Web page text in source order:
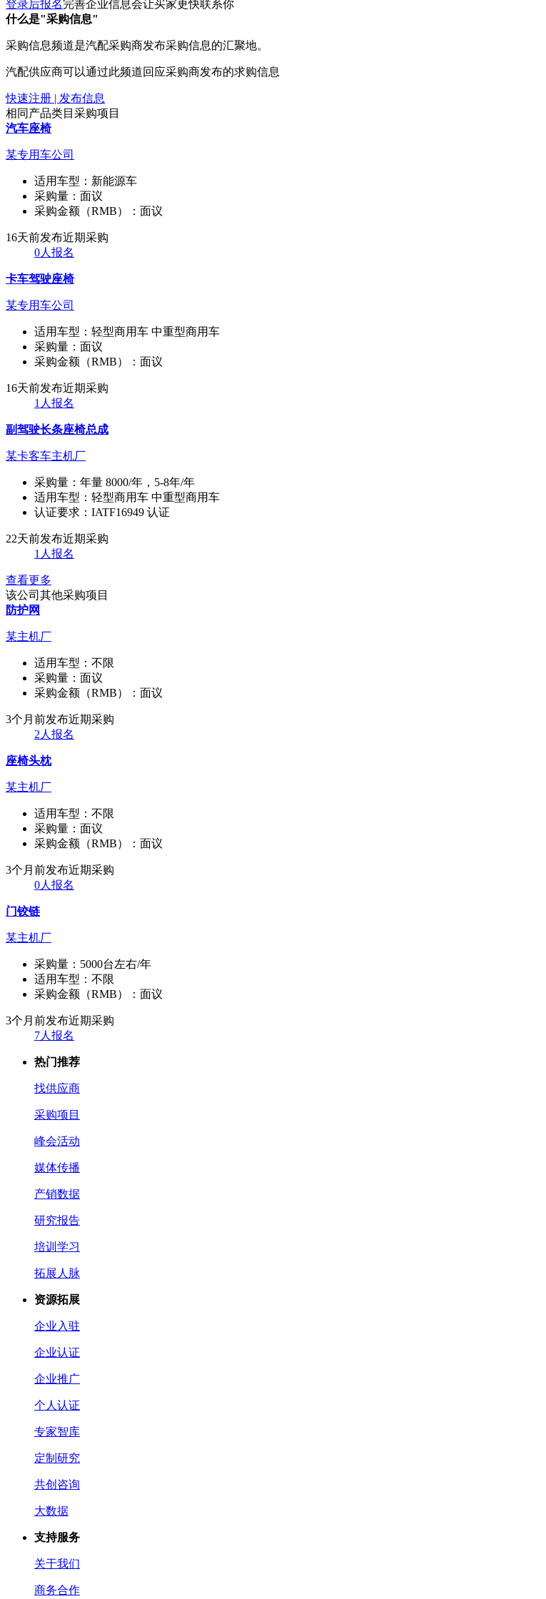
登录后报名完善企业信息会让买家更快联系你
什么是"采购信息"
采购信息频道是汽配采购商发布采购信息的汇聚地。
汽配供应商可以通过此频道回应采购商发布的求购信息
快速注册 | 发布信息
相同产品类目采购项目
汽车座椅
某专用车公司
适用车型： 新能源车
采购量： 面议
采购金额（RMB）： 面议
16天前发布近期采购
0人报名
卡车驾驶座椅
某专用车公司
适用车型： 轻型商用车 中重型商用车
采购量： 面议
采购金额（RMB）： 面议
16天前发布近期采购
1人报名
副驾驶长条座椅总成
某卡客车主机厂
采购量： 年量 8000/年，5-8年/年
适用车型： 轻型商用车 中重型商用车
认证要求： IATF16949 认证
22天前发布近期采购
1人报名
查看更多
该公司其他采购项目
防护网
某主机厂
适用车型： 不限
采购量： 面议
采购金额（RMB）： 面议
3个月前发布近期采购
2人报名
座椅头枕
某主机厂
适用车型： 不限
采购量： 面议
采购金额（RMB）： 面议
3个月前发布近期采购
0人报名
门铰链
某主机厂
采购量： 5000台左右/年
适用车型： 不限
采购金额（RMB）： 面议
3个月前发布近期采购
7人报名
热门推荐
找供应商
采购项目
峰会活动
媒体传播
产销数据
研究报告
培训学习
拓展人脉
资源拓展
企业入驻
企业认证
企业推广
个人认证
专家智库
定制研究
共创咨询
大数据
支持服务
关于我们
商务合作